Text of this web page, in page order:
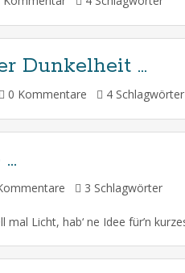
Dunkelheit …
0 Kommentare 4 Schlagwörter
3 Schlagwörter